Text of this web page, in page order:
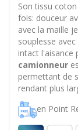
Son tissu
fois: douceur
avec la maille
souplesse
intact l'aisance
camionneur
permettant de
rendant plus
en Point